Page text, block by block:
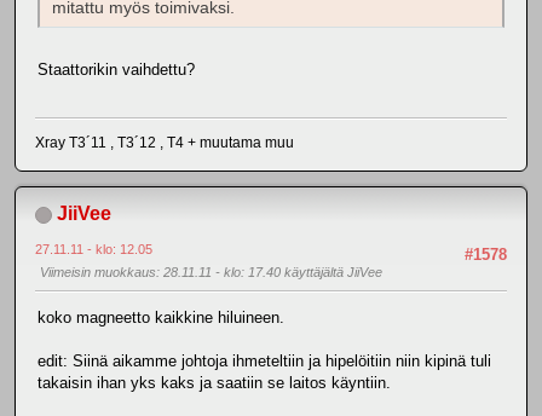
mitattu myös toimivaksi.
Staattorikin vaihdettu?
Xray T3´11 , T3´12 , T4 + muutama muu
JiiVee
#1578
27.11.11 - klo: 12.05
Viimeisin muokkaus: 28.11.11 - klo: 17.40 käyttäjältä JiiVee
koko magneetto kaikkine hiluineen.
edit: Siinä aikamme johtoja ihmeteltiin ja hipelöitiin niin kipinä tuli
takaisin ihan yks kaks ja saatiin se laitos käyntiin.